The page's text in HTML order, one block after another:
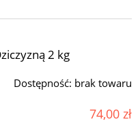
2 kg
Dostępność: brak towaru
74,00 zł